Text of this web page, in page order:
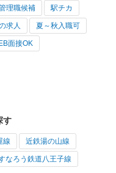
理職候補 駅チカ
求人 夏～秋入職可
面接OK
す
線 近鉄湯の山線
なろう鉄道八王子線